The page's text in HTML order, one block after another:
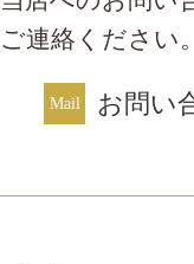
ご連絡ください。
お問い